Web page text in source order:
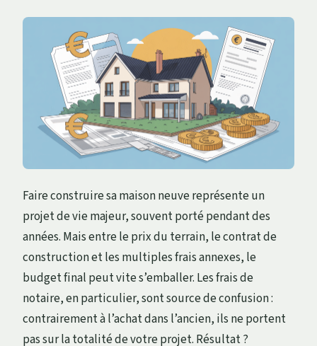
Faire construire sa maison neuve représente un
projet de vie majeur, souvent porté pendant des
années. Mais entre le prix du terrain, le contrat de
construction et les multiples frais annexes, le
budget final peut vite s’emballer. Les frais de
notaire, en particulier, sont source de confusion :
contrairement à l’achat dans l’ancien, ils ne portent
pas sur la totalité de votre projet. Résultat ?